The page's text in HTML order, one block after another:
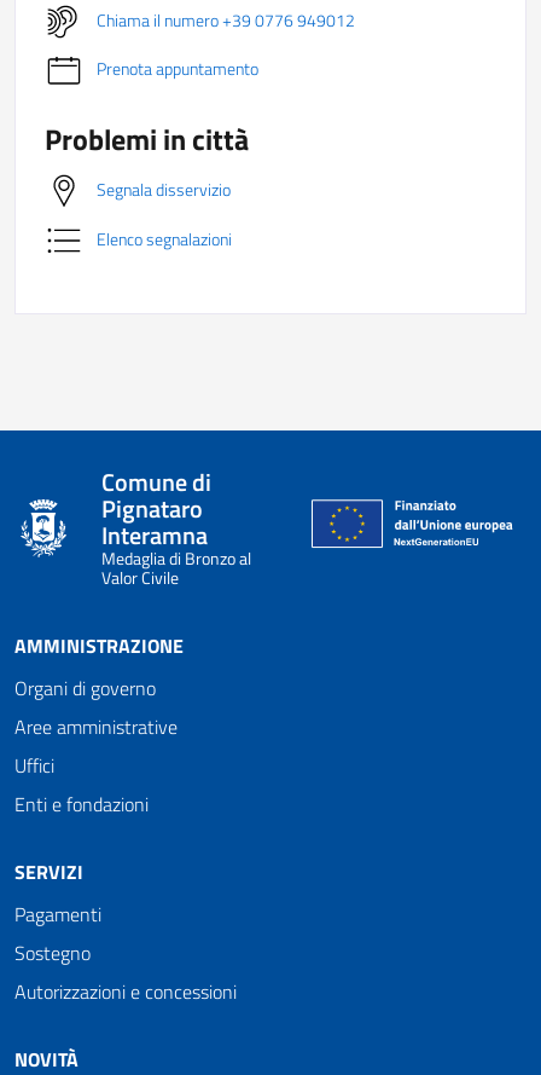
Chiama il numero +39 0776 949012
Prenota appuntamento
Problemi in città
Segnala disservizio
Elenco segnalazioni
Comune di
Pignataro
Interamna
Medaglia di Bronzo al
Valor Civile
AMMINISTRAZIONE
Organi di governo
Aree amministrative
Uffici
Enti e fondazioni
SERVIZI
Pagamenti
Sostegno
Autorizzazioni e concessioni
NOVITÀ